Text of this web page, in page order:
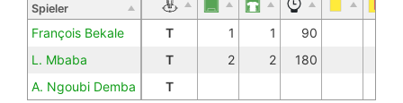
Spieler
François Bekale T 1 1
90
L. Mbaba
T 2 2
180
A. Ngoubi Demba
T